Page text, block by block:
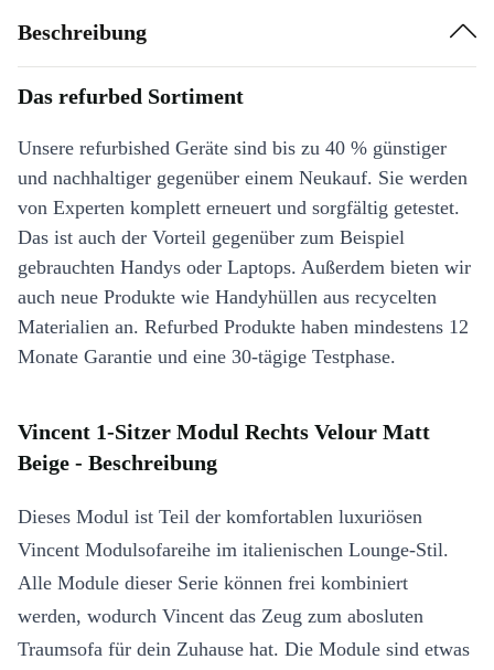
Beschreibung
Das refurbed Sortiment
Unsere refurbished Geräte sind bis zu 40 % günstiger
und nachhaltiger gegenüber einem Neukauf. Sie werden
von Experten komplett erneuert und sorgfältig getestet.
Das ist auch der Vorteil gegenüber zum Beispiel
gebrauchten Handys oder Laptops. Außerdem bieten wir
auch neue Produkte wie Handyhüllen aus recycelten
Materialien an. Refurbed Produkte haben mindestens 12
Monate Garantie und eine 30-tägige Testphase.
Vincent 1-Sitzer Modul Rechts Velour Matt
Beige - Beschreibung
Dieses Modul ist Teil der komfortablen luxuriösen
Vincent Modulsofareihe im italienischen Lounge-Stil.
Alle Module dieser Serie können frei kombiniert
werden, wodurch Vincent das Zeug zum abosluten
Traumsofa für dein Zuhause hat. Die Module sind etwas